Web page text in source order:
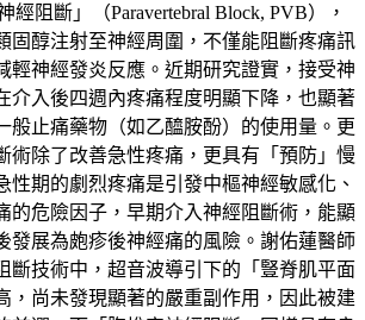
經阻斷」（Paravertebral Block, PVB），
固醇注射至神經周圍，不僅能阻斷疼痛訊
輕神經發炎反應。近期研究證實，接受神
介入後四週內疼痛程度明顯下降，也顯著
般止痛藥物（如乙醯胺酚）的使用量。更
術除了改善急性疼痛，更具有「預防」慢
性期的劇烈疼痛是引發中樞神經敏感化、
的危險因子，早期介入神經阻斷術，能顯
發展為皰疹後神經痛的風險。謝佑蓮醫師
斷技術中，超音波導引下的「豎脊肌平面
，尚未發現顯著的嚴重副作用，因此被建